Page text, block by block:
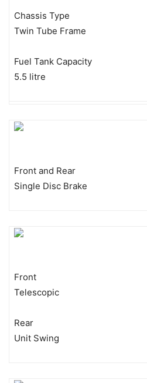
Chassis Type
Twin Tube Frame
Fuel Tank Capacity
5.5 litre
Front and Rear
Single Disc Brake
Front
Telescopic
Rear
Unit Swing